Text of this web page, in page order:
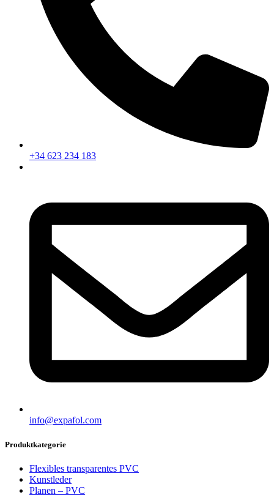
+34 623 234 183
info@expafol.com
Produktkategorie
Flexibles transparentes PVC
Kunstleder
Planen – PVC